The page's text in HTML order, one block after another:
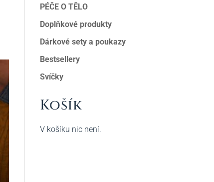
PÉČE O TĚLO
Doplňkové produkty
Dárkové sety a poukazy
Bestsellery
Svíčky
Košík
V košíku nic není.